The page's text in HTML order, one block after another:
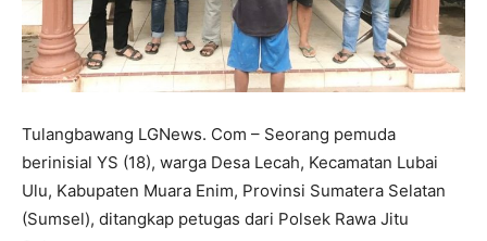
Tulangbawang LGNews. Com – Seorang pemuda
berinisial YS (18), warga Desa Lecah, Kecamatan Lubai
Ulu, Kabupaten Muara Enim, Provinsi Sumatera Selatan
(Sumsel), ditangkap petugas dari Polsek Rawa Jitu